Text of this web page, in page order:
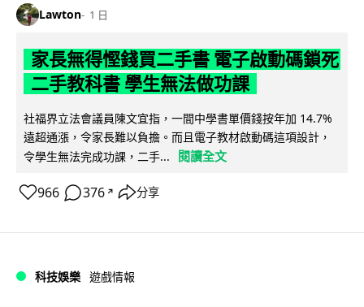
Lawton 1 日
家長無得慳錢買二手書 電子啟動碼鎖死
二手教科書 學生無法做功課
社福界立法會議員陳文宜指，一間中學書單價錢按年加 14.7%
遠超通漲，令家長難以負擔。而且電子教材啟動碼這項設計，
令學生無法完成功課，二手...
閱讀全文
966 376 ↗ 分享
科技娛樂 遊戲情報